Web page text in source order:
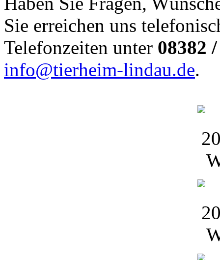
Sie erreichen uns
Telefonzeiten unter 08382
info@tierheim-lindau.de.